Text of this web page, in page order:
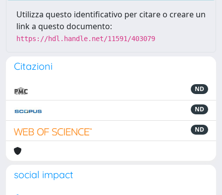
Utilizza questo identificativo per citare o creare un
link a questo documento:
https://hdl.handle.net/11591/403079
Citazioni
ND
ND
ND
social impact